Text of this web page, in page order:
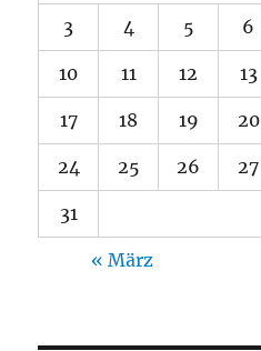
3 4 5 6
10 11 12 13
17 18 19 20
24 25 26 27
31
« März